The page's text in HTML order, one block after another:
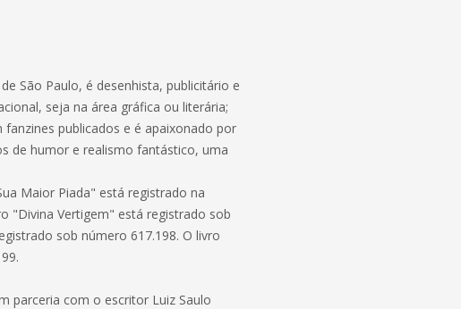
São Paulo, é desenhista, publicitário e
seja na área gráfica ou literária;
publicados e é apaixonado por
de humor e realismo fantástico, uma
Maior Piada" está registrado na
"Divina Vertigem" está registrado sob
sob número 617.198. O livro
parceria com o escritor Luiz Saulo